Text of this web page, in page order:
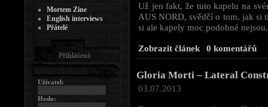
Už jen fakt, že tuto kapelu na
AUS NORD, svědčí o tom, jak si
si ale kapely moc podobné
Zobrazit článek | 0 komentářů
Gloria Morti – Lateral
03.07.2013
Mortem Zine
English interviews
Přátelé
Přihlášení:
Uživatel:
Heslo: